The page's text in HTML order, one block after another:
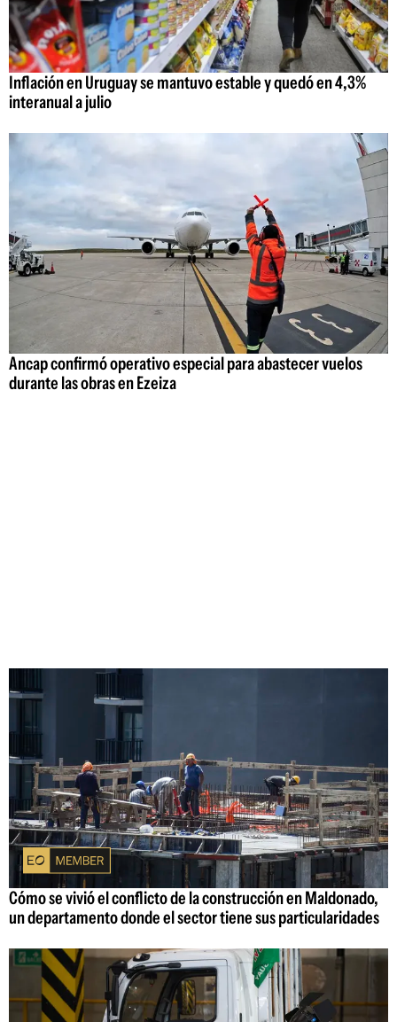
Inflación en Uruguay se mantuvo estable y quedó en 4,3%
interanual a julio
Ancap confirmó operativo especial para abastecer vuelos
durante las obras en Ezeiza
Cómo se vivió el conflicto de la construcción en Maldonado,
un departamento donde el sector tiene sus particularidades